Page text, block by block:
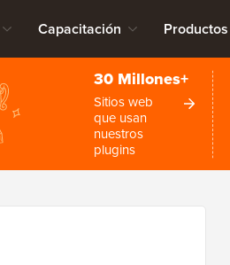
Capacitación Productos
30 Millones+
Sitios web
que usan
nuestros
plugins